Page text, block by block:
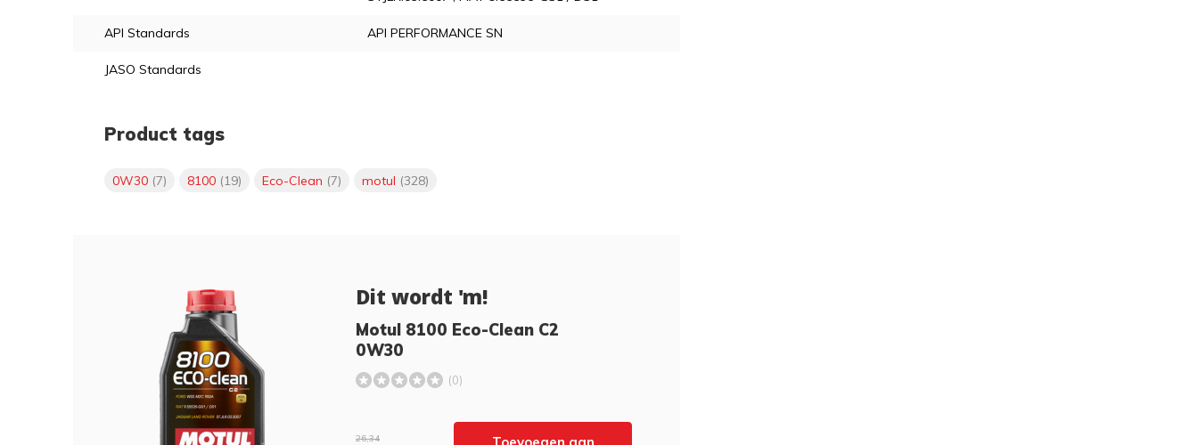
API Standards API PERFORMANCE SN
JASO Standards
Product tags
0W30 (7) 8100 (19) Eco-Clean (7) motul (328)
Dit wordt 'm!
Motul 8100 Eco-Clean C2
0W30
(0)
26,34 Toevoegen aan